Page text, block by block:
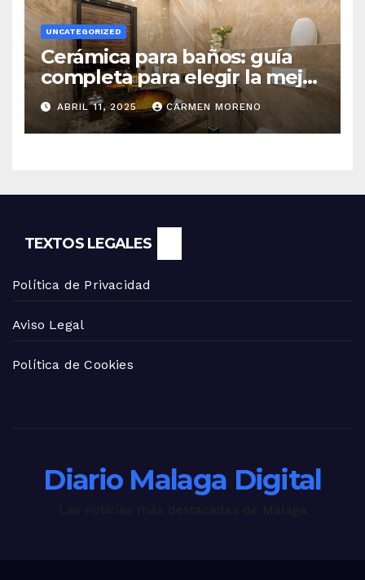
UNCATEGORIZED
Cerámica para baños: guía
completa para elegir la mejor
opción
ABRIL 11, 2025 CARMEN MORENO
TEXTOS LEGALES
Política de Privacidad
Aviso Legal
Política de Cookies
Diario Malaga Digital